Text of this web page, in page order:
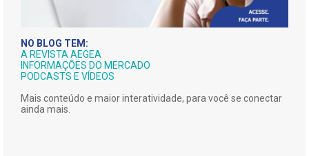
NO BLOG TEM:
A REVISTA AEGEA
INFORMAÇÕES DO MERCADO
PODCASTS E VÍDEOS
Mais conteúdo e maior interatividade, para você se conectar
ainda mais.